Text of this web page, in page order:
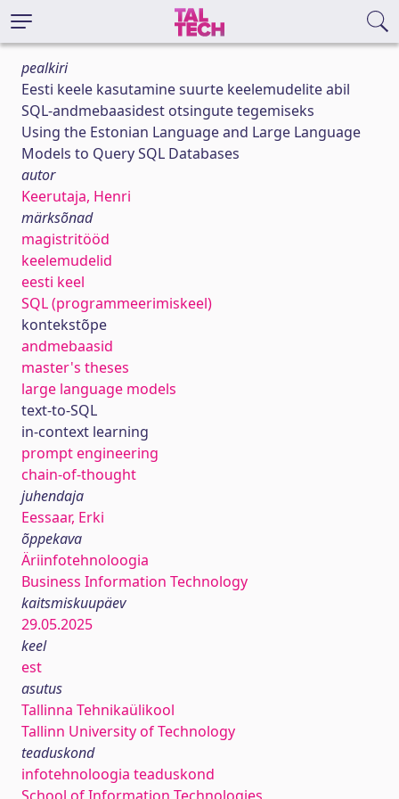
pealkiri
Eesti keele kasutamine suurte keelemudelite abil
SQL-andmebaasidest otsingute tegemiseks
Using the Estonian Language and Large Language
Models to Query SQL Databases
autor
Keerutaja, Henri
märksõnad
magistritööd
keelemudelid
eesti keel
SQL (programmeerimiskeel)
kontekstõpe
andmebaasid
master's theses
large language models
text-to-SQL
in-context learning
prompt engineering
chain-of-thought
juhendaja
Eessaar, Erki
õppekava
Äriinfotehnoloogia
Business Information Technology
kaitsmiskuupäev
29.05.2025
keel
est
asutus
Tallinna Tehnikaülikool
Tallinn University of Technology
teaduskond
infotehnoloogia teaduskond